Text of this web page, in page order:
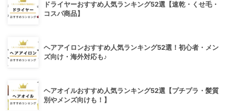
ドライヤーおすすめ人気ランキング52選【速乾・くせ毛・
コスパ商品】
ヘアアイロンおすすめ人気ランキング52選！初心者・メン
ズ向け・海外対応も♪
ヘアオイルおすすめ人気ランキング52選【プチプラ・髪質
別やメンズ向けも！】